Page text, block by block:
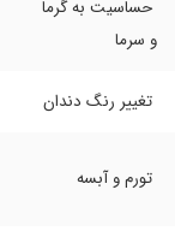
حساسیت به گرما
و سرما
تغییر رنگ دندان
تورم و آبسه